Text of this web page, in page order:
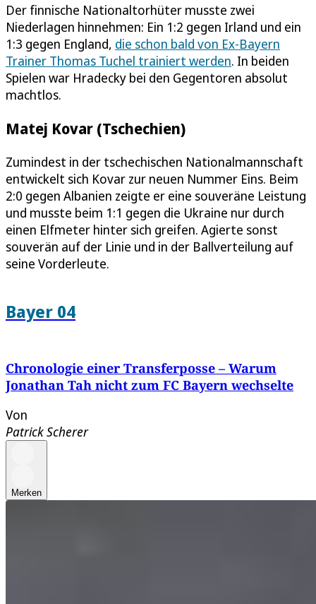
Der finnische Nationaltorhüter musste zwei
Niederlagen hinnehmen: Ein 1:2 gegen Irland und ein
1:3 gegen England, die schon bald von Ex-Bayern
Trainer Thomas Tuchel trainiert werden. In beiden
Spielen war Hradecky bei den Gegentoren absolut
machtlos.
Matej Kovar (Tschechien)
Zumindest in der tschechischen Nationalmannschaft
entwickelt sich Kovar zur neuen Nummer Eins. Beim
2:0 gegen Albanien zeigte er eine souveräne Leistung
und musste beim 1:1 gegen die Ukraine nur durch
einen Elfmeter hinter sich greifen. Agierte sonst
souverän auf der Linie und in der Ballverteilung auf
seine Vorderleute.
Bayer 04
Chronologie einer Transferposse – Warum
Jonathan Tah nicht zum FC Bayern wechselte
Von
Patrick Scherer
Merken